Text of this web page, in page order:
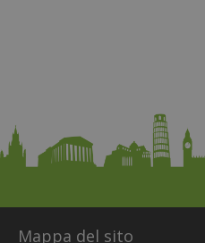
Mappa del sito